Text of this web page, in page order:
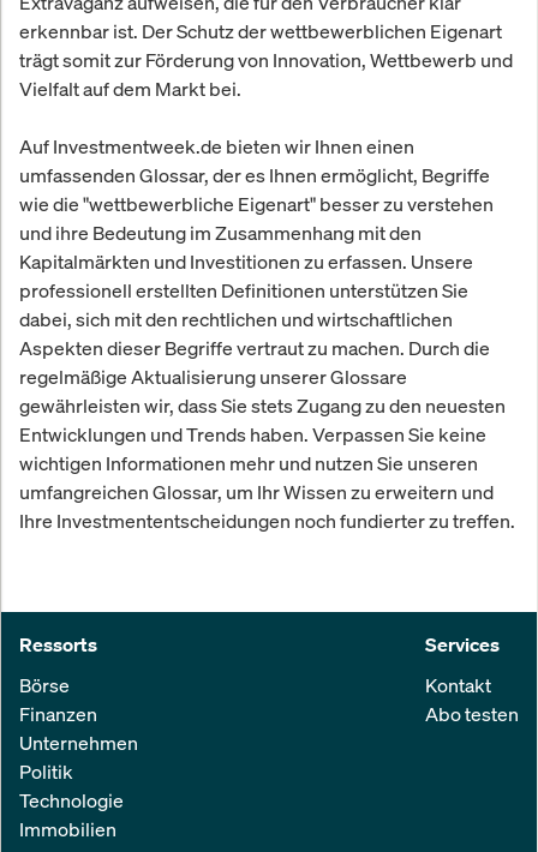
erkennbar ist. Der Schutz der wettbewerblichen Eigenart
trägt somit zur Förderung von Innovation, Wettbewerb und
Vielfalt auf dem Markt bei.
Auf Investmentweek.de bieten wir Ihnen einen
umfassenden Glossar, der es Ihnen ermöglicht, Begriffe
wie die "wettbewerbliche Eigenart" besser zu verstehen
und ihre Bedeutung im Zusammenhang mit den
Kapitalmärkten und Investitionen zu erfassen. Unsere
professionell erstellten Definitionen unterstützen Sie
dabei, sich mit den rechtlichen und wirtschaftlichen
Aspekten dieser Begriffe vertraut zu machen. Durch die
regelmäßige Aktualisierung unserer Glossare
gewährleisten wir, dass Sie stets Zugang zu den neuesten
Entwicklungen und Trends haben. Verpassen Sie keine
wichtigen Informationen mehr und nutzen Sie unseren
umfangreichen Glossar, um Ihr Wissen zu erweitern und
Ihre Investmententscheidungen noch fundierter zu treffen.
Ressorts
Börse
Finanzen
Unternehmen
Politik
Technologie
Immobilien
Services
Kontakt
Abo testen